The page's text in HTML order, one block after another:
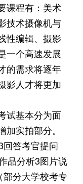
课程有：美术
技术摄像机与
性编辑、摄影
一个高速发展
的需求将逐年
影人才将更加
试基本分为面
实拍部分。
答考官提问
品分析3图片说
分大学校考专